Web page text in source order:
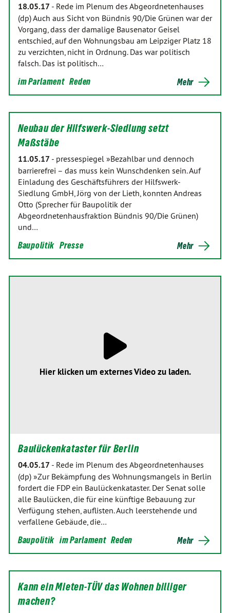
18.05.17 - Rede im Plenum des Abgeordnetenhauses
(dp) Auch aus Sicht von Bündnis 90/Die Grünen war der
Vorgang, dass der damalige Bausenator Geisel
entschied, auf den Wohnungsbau am Leipziger Platz 18
zu verzichten, nicht in Ordnung. Das war politisch
falsch. Das ist politisch…
im Parlament Reden Mehr
Neubau der Hilfswerk-Siedlung setzt
Maßstäbe
11.05.17 - pressespiegel »Bezahlbar und dennoch
barrierefrei – das muss kein Wunschdenken sein. Auf
Einladung des Geschäftsführers der Hilfswerk-
Siedlung GmbH, Jörg von der Lieth, konnten Andreas
Otto (Sprecher für Baupolitik der
Abgeordnetenhausfraktion Bündnis 90/Die Grünen)
und…
Baupolitik Presse Mehr
Baulückenkataster für Berlin
04.05.17 - Rede im Plenum des Abgeordnetenhauses
(dp) »Zur Bekämpfung des Wohnungsmangels in Berlin
fordert die FDP ein Baulückenkataster. Der Senat solle
alle Baulücken, die für eine künftige Bebauung zur
Verfügung stehen, auflisten. Auch leerstehende und
verfallene Gebäude, die…
Baupolitik im Parlament Reden Mehr
Hier klicken um externes Video zu laden.
Kann ein Mieten-TÜV das Wohnen billiger
machen?